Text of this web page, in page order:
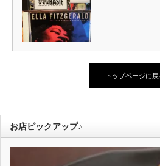
トップページに戻
お店ピックアップ♪